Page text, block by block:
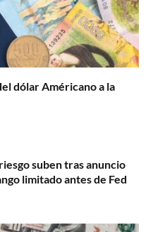
dólar Américano a la
suben tras anuncio
limitado antes de Fed